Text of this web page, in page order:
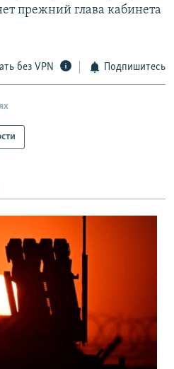
прежний глава кабинета
без VPN Подпишитесь